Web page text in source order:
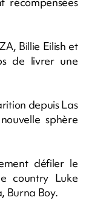
Billie Eilish et
de livrer une
depuis Las
sphère
défiler le
country Luke
Burna Boy.